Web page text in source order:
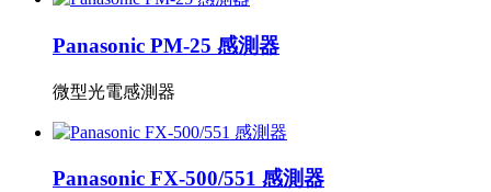
Panasonic PM-25 感測器
微型光電感測器
Panasonic FX-500/551 感測器